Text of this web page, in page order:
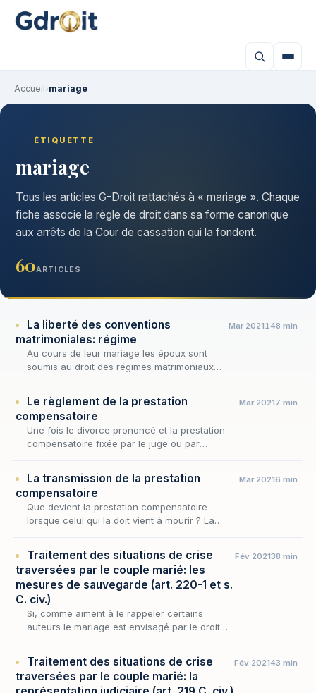
Accueil›mariage
ÉTIQUETTE
mariage
Tous les articles G-Droit rattachés à « mariage ». Chaque
fiche associe la règle de droit dans sa forme canonique
aux arrêts de la Cour de cassation qui la fondent.
60ARTICLES
La liberté des conventions
matrimoniales: régime
Au cours de leur mariage les époux sont
soumis au droit des régimes matrimoniaux
Mar 2021148 min
Le règlement de la prestation
compensatoire
Une fois le divorce prononcé et la prestation
compensatoire fixée par le juge ou par
quelle…
Mar 20217 min
La transmission de la prestation
compensatoire
Que devient la prestation compensatoire
lorsque celui qui la doit vient à mourir ? La
rupture…
Mar 20216 min
Traitement des situations de crise
traversées par le couple marié: les
mesures de sauvegarde (art. 220-1 et s.
C. civ.)
Si, comme aiment à le rappeler certains
auteurs le mariage est envisagé par le droit
fondateur…
Fév 202138 min
Traitement des situations de crise
traversées par le couple marié: la
Fév 202143 min